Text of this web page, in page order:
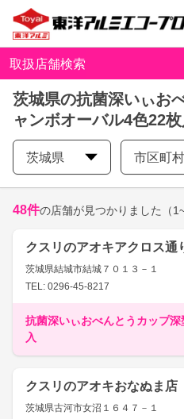
取扱店舗検索
茨城県の抗菌深いぃお
ャンボオーバル4色22
茨城県 市区町
48件の店舗が見つかりました （
クスリのアオキアクロス通
茨城県結城市結城７０１３－１
TEL: 0296-45-8217
抗菌深いぃおべんとうカップ
入
クスリのアオキおなぬま店
茨城県古河市女沼１６４７－１